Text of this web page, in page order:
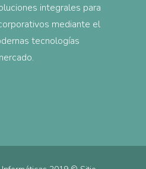
integrales para
mediante el
tecnologías